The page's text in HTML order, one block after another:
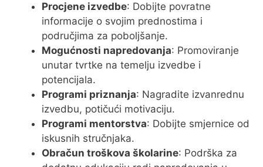
Procjene izvedbe: Dobijte povratne
informacije o svojim prednostima i
područjima za poboljšanje.
Mogućnosti napredovanja: Promoviranje
unutar tvrtke na temelju izvedbe i
potencijala.
Programi priznanja: Nagradite izvanrednu
izvedbu, potičući motivaciju.
Programi mentorstva: Dobijte smjernice od
iskusnih stručnjaka.
Obračun troškova školarine: Podrška za